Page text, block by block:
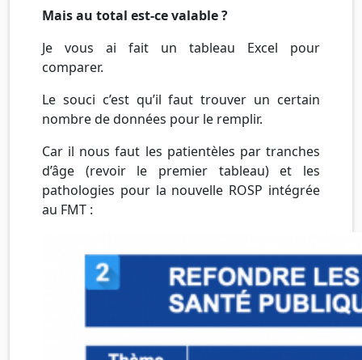
Mais au total est-ce valable ?
Je vous ai fait un tableau Excel pour
comparer.
Le souci c’est qu’il faut trouver un certain
nombre de données pour le remplir.
Car il nous faut les patientèles par tranches
d’âge (revoir le premier tableau) et les
pathologies pour la nouvelle ROSP intégrée
au FMT :